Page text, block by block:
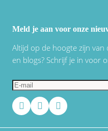
Meld je aan voor onze
Altijd op de hoogte zijn van
en blogs? Schrijf je in voor